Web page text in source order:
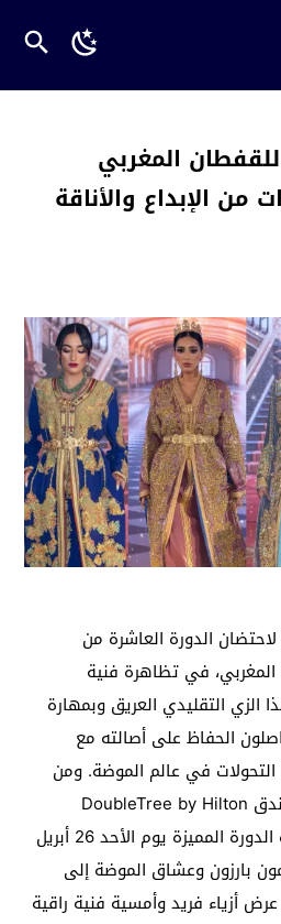
المغربي
الإبداع والأناقة
الدورة العاشرة من
في تظاهرة فنية
الزي التقليدي العريق وبمهارة
الحفاظ على أصالته مع
في عالم الموضة. ومن
المرتقب أن تحتضن قاعة فندق DoubleTree by Hilton
Casablanca فعاليات هذه الدورة المميزة يوم الأحد 26 أبريل
بارزون وعشاق الموضة إلى
أزياء فريد وأمسية فنية راقية